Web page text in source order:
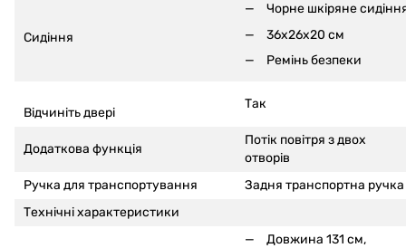
Сидіння
Чорне шкіряне
36x26x20 см
Ремінь безпеки
Відчиніть двері
Так
Додаткова функція
Потік повітря з двох
отворів
Ручка для транспортування
Задня транспортна ручка
Технічні характеристики
Довжина 131 см,